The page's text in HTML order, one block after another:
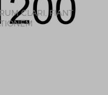
CLARI, FIANT